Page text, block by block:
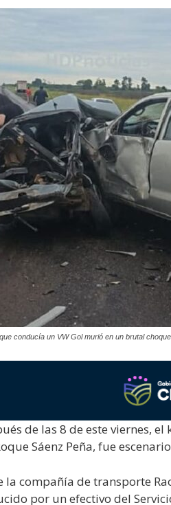
conducía un VW Gol murió en un brutal
de las 8 de este viernes,
Sáenz Peña, fue
la compañía de transporte
por un efectivo del